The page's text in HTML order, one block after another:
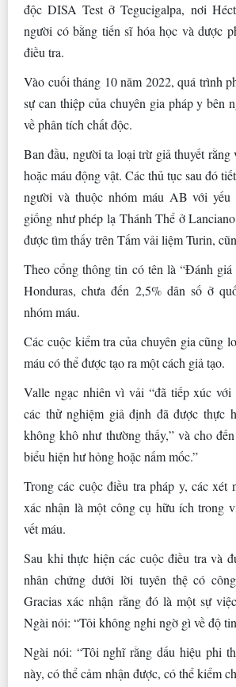
độc DISA Test ở Tegucigalpa, nơi
người có bằng tiến sĩ hóa học và dược
điều tra.
Vào cuối tháng 10 năm 2022, quá trình
sự can thiệp của chuyên gia pháp y bên
về phân tích chất độc.
Ban đầu, người ta loại trừ giả thuyết rằng
hoặc máu động vật. Các thủ tục sau đó
người và thuộc nhóm máu AB với
giống như phép lạ Thánh Thể ở
được tìm thấy trên Tấm vải liệm Turin,
Theo cổng thông tin có tên là “Đánh
Honduras, chưa đến 2,5% dân số ở
nhóm máu.
Các cuộc kiểm tra của chuyên gia cũng
máu có thể được tạo ra một cách giả tạo.
Valle ngạc nhiên vì vải “đã tiếp xúc
các thử nghiệm giả định đã được thực
không khô như thường thấy,” và cho
biểu hiện hư hỏng hoặc nấm mốc.”
Trong các cuộc điều tra pháp y, các xét
xác nhận là một công cụ hữu ích trong
vết máu.
Sau khi thực hiện các cuộc điều tra và
nhân chứng dưới lời tuyên thệ có
Gracias xác nhận rằng đó là một sự
Ngài nói: “Tôi không nghi ngờ gì về độ
Ngài nói: “Tôi nghĩ rằng dấu hiệu phi
này, có thể cảm nhận được, có thể kiểm